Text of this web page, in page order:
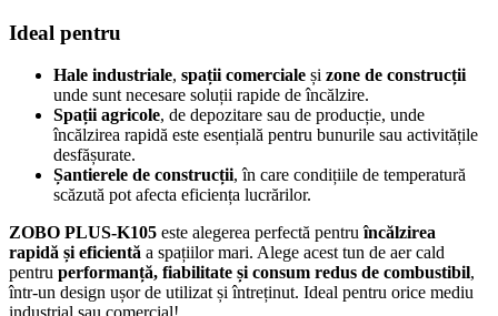
Ideal pentru
Hale industriale, spații comerciale și zone de construcții
unde sunt necesare soluții rapide de încălzire.
Spații agricole, de depozitare sau de producție, unde
încălzirea rapidă este esențială pentru bunurile sau activitățile
desfășurate.
Șantierele de construcții, în care condițiile de temperatură
scăzută pot afecta eficiența lucrărilor.
ZOBO PLUS-K105 este alegerea perfectă pentruîncălzirea
rapidă și eficientă a spațiilor mari. Alege acest tun de aer cald
pentru performanță, fiabilitate și consum redus de combustibil,
într-un design ușor de utilizat și întreținut. Ideal pentru orice mediu